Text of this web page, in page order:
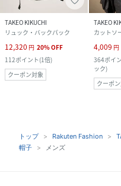
TAKEO KIKUCHI
リュック・バックパック
12,320 円 20%OFF
112ポイント(1倍)
クーポン対象
TAKEO
カットソ
4,009 円
364ポイ
ック)
クーポ
トップ Rakuten Fashion
帽子
メンズ